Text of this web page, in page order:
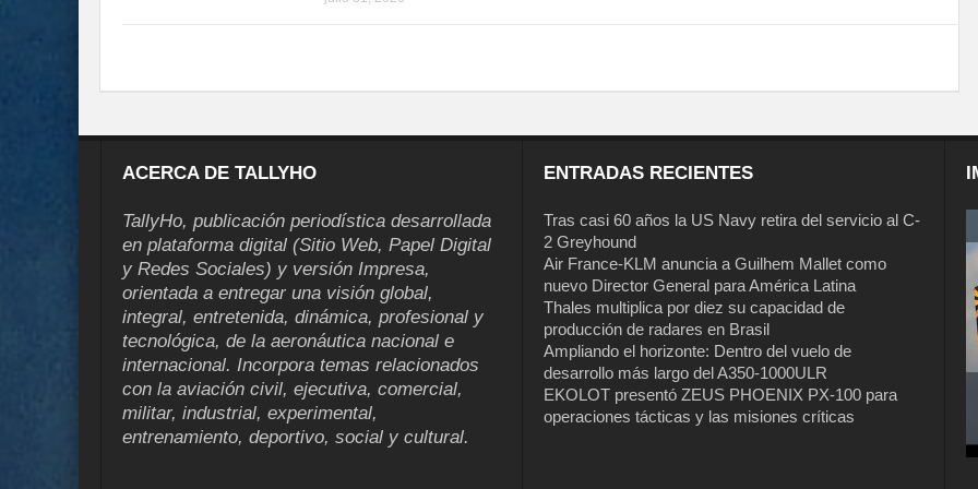
ACERCA DE TALLYHO
TallyHo, publicación periodística desarrollada
en plataforma digital (Sitio Web, Papel Digital
y Redes Sociales) y versión Impresa,
orientada a entregar una visión global,
integral, entretenida, dinámica, profesional y
tecnológica, de la aeronáutica nacional e
internacional. Incorpora temas relacionados
con la aviación civil, ejecutiva, comercial,
militar, industrial, experimental,
entrenamiento, deportivo, social y cultural.
ENTRADAS RECIENTES
Tras casi 60 años la US Navy retira del servicio al C-
2 Greyhound
Air France-KLM anuncia a Guilhem Mallet como
nuevo Director General para América Latina
Thales multiplica por diez su capacidad de
producción de radares en Brasil
Ampliando el horizonte: Dentro del vuelo de
desarrollo más largo del A350-1000ULR
EKOLOT presentó ZEUS PHOENIX PX-100 para
operaciones tácticas y las misiones críticas
Tras casi 60 años la US Navy retira del
servicio al C-2 Greyhound